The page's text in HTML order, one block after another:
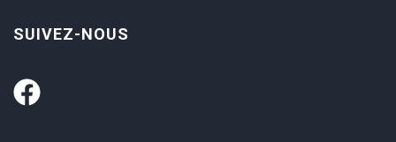
SUIVEZ-NOUS